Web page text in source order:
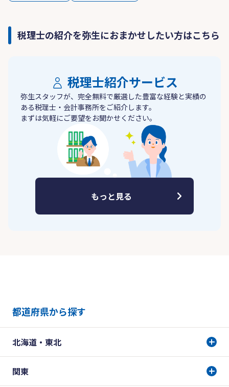
税理士の紹介を弥生におまかせしたい方はこちら
税理士紹介サービス
弥生スタッフが、完全無料で厳選した豊富な経験と実績の
ある税理士・会計事務所をご紹介します。
まずは気軽にご要望をお聞かせください。
もっと見る
都道府県から探す
北海道・東北
関東